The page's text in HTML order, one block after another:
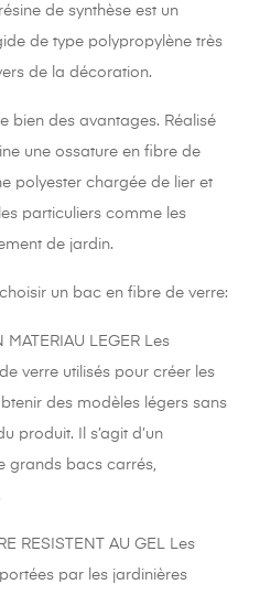
de synthèse est un
de type polypropylène très
de la décoration.
bien des avantages. Réalisé
une ossature en fibre de
polyester chargée de lier et
particuliers comme les
de jardin.
un bac en fibre de verre:
MATERIAU LEGER Les
verre utilisés pour créer les
des modèles légers sans
produit. Il s’agit d’un
grands bacs carrés,
RESISTENT AU GEL Les
par les jardinières